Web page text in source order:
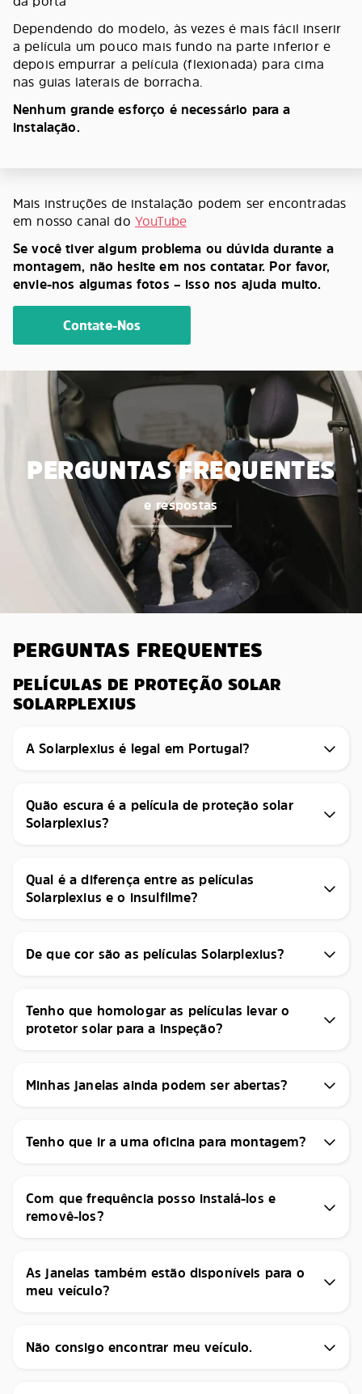
Dependendo do modelo, às vezes é mais fácil inserir
a película um pouco mais fundo na parte inferior e
depois empurrar a película (flexionada) para cima
nas guias laterais de borracha.
Nenhum grande esforço é necessário para a
instalação.
Mais instruções de instalação podem ser encontradas
em nosso canal do YouTube
Se você tiver algum problema ou dúvida durante a
montagem, não hesite em nos contatar. Por favor,
envie-nos algumas fotos – isso nos ajuda muito.
Contate-Nos
PERGUNTAS FREQUENTES
e respostas
PERGUNTAS FREQUENTES
PELÍCULAS DE PROTEÇÃO SOLAR
SOLARPLEXIUS
A Solarplexius é legal em Portugal?
Quão escura é a película de proteção solar
Solarplexius?
Qual é a diferença entre as películas
Solarplexius e o insulfilme?
De que cor são as películas Solarplexius?
Tenho que homologar as películas levar o
protetor solar para a inspeção?
Minhas janelas ainda podem ser abertas?
Tenho que ir a uma oficina para montagem?
Com que frequência posso instalá-los e
removê-los?
As janelas também estão disponíveis para o
meu veículo?
Não consigo encontrar meu veículo.